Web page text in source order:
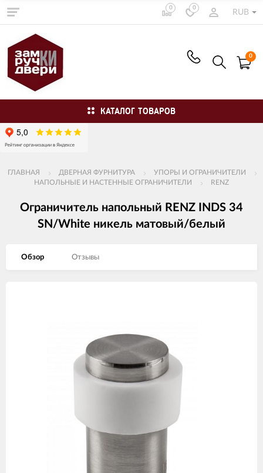
0 0
RUB
0
КАТАЛОГ ТОВАРОВ
ГЛАВНАЯ ДВЕРНАЯ ФУРНИТУРА
УПОРЫ И ОГРАНИЧИТЕЛИ
НАПОЛЬНЫЕ И НАСТЕННЫЕ ОГРАНИЧИТЕЛИ
RENZ
Ограничитель напольный RENZ INDS 34
SN/White никель матовый/белый
Обзор Отзывы